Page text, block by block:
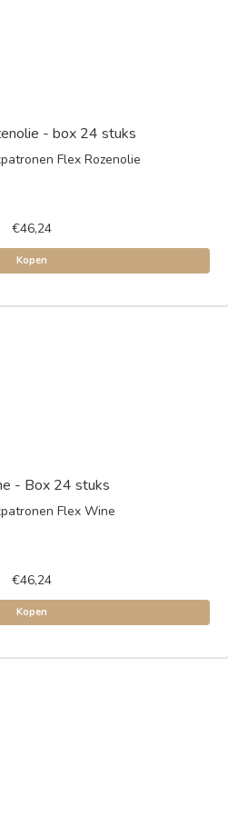
- box 24 stuks
Flex Rozenolie
€46,24
Kopen
- Box 24 stuks
Flex Wine
€46,24
Kopen